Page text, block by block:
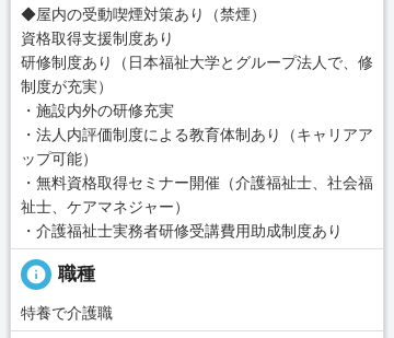
◆屋内の受動喫煙対策あり（禁煙）
資格取得支援制度あり
研修制度あり（日本福祉大学とグループ法人で、修
制度が充実）
・施設内外の研修充実
・法人内評価制度による教育体制あり（キャリアア
ップ可能）
・無料資格取得セミナー開催（介護福祉士、社会福
祉士、ケアマネジャー）
・介護福祉士実務者研修受講費用助成制度あり
info 職種
特養で介護職